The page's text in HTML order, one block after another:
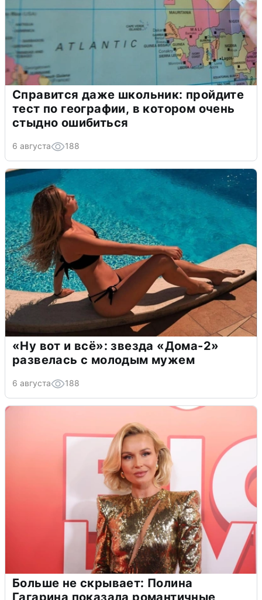
Справится даже школьник: пройдите
тест по географии, в котором очень
стыдно ошибиться
6 августа 188
«Ну вот и всё»: звезда «Дома-2»
развелась с молодым мужем
6 августа 188
Больше не скрывает: Полина
Гагарина показала романтичные